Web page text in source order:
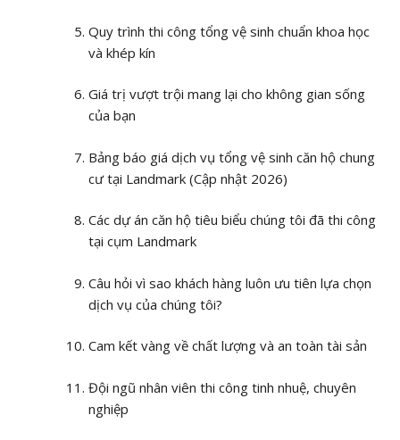
Quy trình thi công tổng vệ sinh chuẩn khoa học
và khép kín
Giá trị vượt trội mang lại cho không gian sống
của bạn
Bảng báo giá dịch vụ tổng vệ sinh căn hộ chung
cư tại Landmark (Cập nhật 2026)
Các dự án căn hộ tiêu biểu chúng tôi đã thi công
tại cụm Landmark
Câu hỏi vì sao khách hàng luôn ưu tiên lựa chọn
dịch vụ của chúng tôi?
Cam kết vàng về chất lượng và an toàn tài sản
Đội ngũ nhân viên thi công tinh nhuệ, chuyên
nghiệp